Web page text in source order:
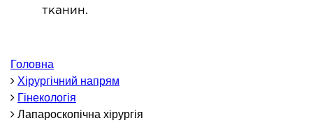
і хвороби молочної залози
та онкохірургія
тканин.
Головна
Хірургічний напрям
Гінекологія
Лапароскопічна хірургія